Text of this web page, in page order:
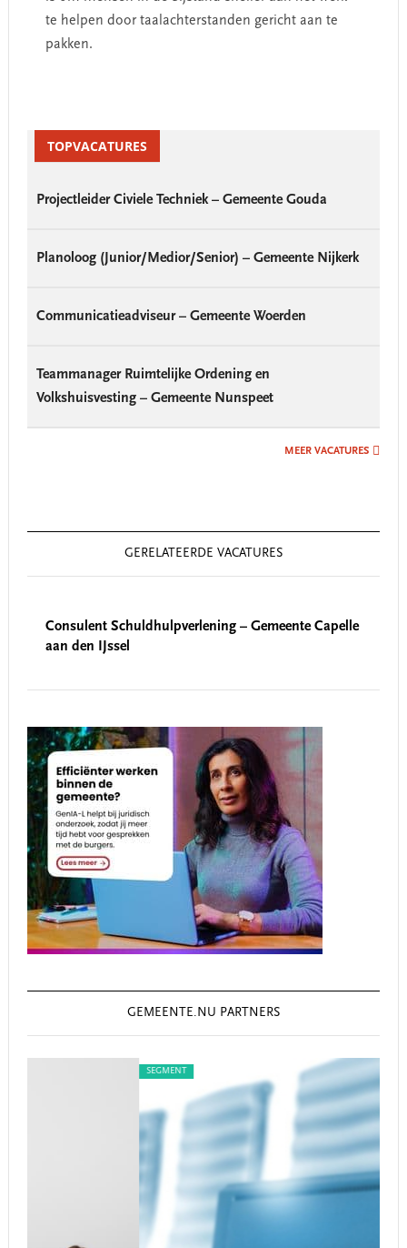
te helpen door taalachterstanden gericht aan te
pakken.
SidebarTOPVACATURES
Projectleider Civiele Techniek – Gemeente Gouda
Planoloog (Junior/Medior/Senior) – Gemeente Nijkerk
Communicatieadviseur – Gemeente Woerden
Teammanager Ruimtelijke Ordening en
Volkshuisvesting – Gemeente Nunspeet
MEER VACATURES
GERELATEERDE VACATURES
Consulent Schuldhulpverlening – Gemeente Capelle
aan den IJssel
GEMEENTE.NU PARTNERS